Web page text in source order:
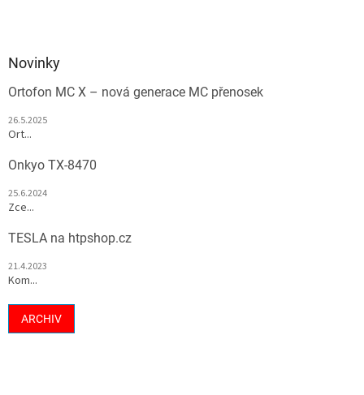
Novinky
Ortofon MC X – nová generace MC přenosek
26.5.2025
Ort...
Onkyo TX-8470
25.6.2024
Zce...
TESLA na htpshop.cz
21.4.2023
Kom...
ARCHIV